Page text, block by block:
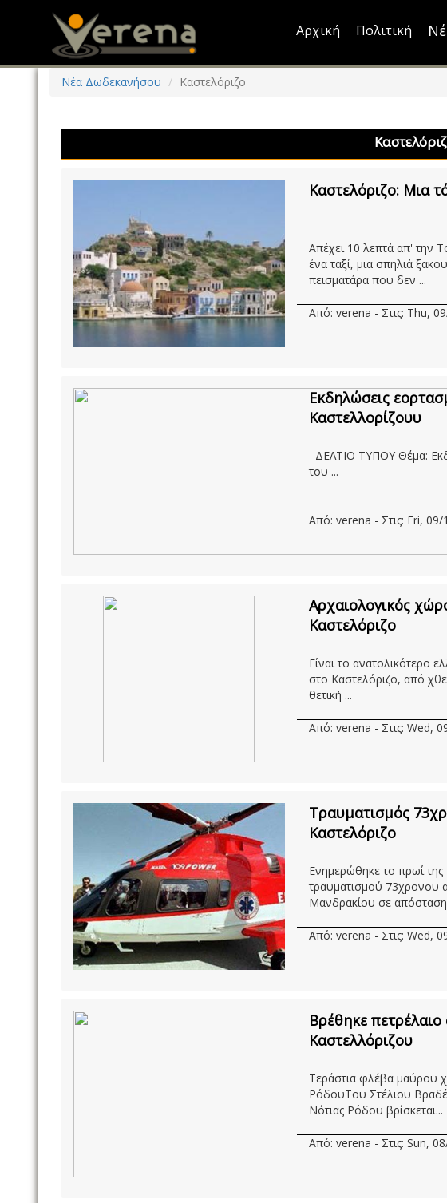
Αρχική Πολιτική
Νέα Δωδεκανήσου Καστελόριζο
Καστελόριζο: Μια
Απέχει 10 λεπτά απ' την
ένα ταξί, μια σπηλιά
πεισματάρα που δεν ...
Από: verena - Στις: Thu,
Εκδηλώσεις
Καστελλορίζουυ
ΔΕΛΤΙΟ ΤΥΠΟΥ Θέμα:
του ...
Από: verena - Στις: Fri,
Αρχαιολογικός
Καστελόριζο
Είναι το ανατολικότερο
στο Καστελόριζο, από
θετική ...
Από: verena - Στις: Wed,
Τραυματισμός
Καστελόριζο
Ενημερώθηκε το πρωί της
τραυματισμού 73χρονου
Μανδρακίου σε απόσταση
Από: verena - Στις: Wed,
Βρέθηκε
Καστελλόριζου
Τεράστια φλέβα μαύρου
ΡόδουΤου Στέλιου
Νότιας Ρόδου βρίσκεται...
Από: verena - Στις: Sun,